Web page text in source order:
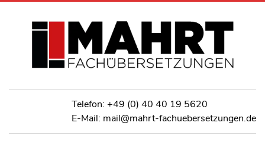
Telefon: +49 (0) 40 40 19 5620
E-Mail: mail@mahrt-fachuebersetzungen.de